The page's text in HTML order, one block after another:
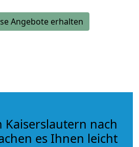
Angebote erhalten
Kaiserslautern nach
es Ihnen leicht